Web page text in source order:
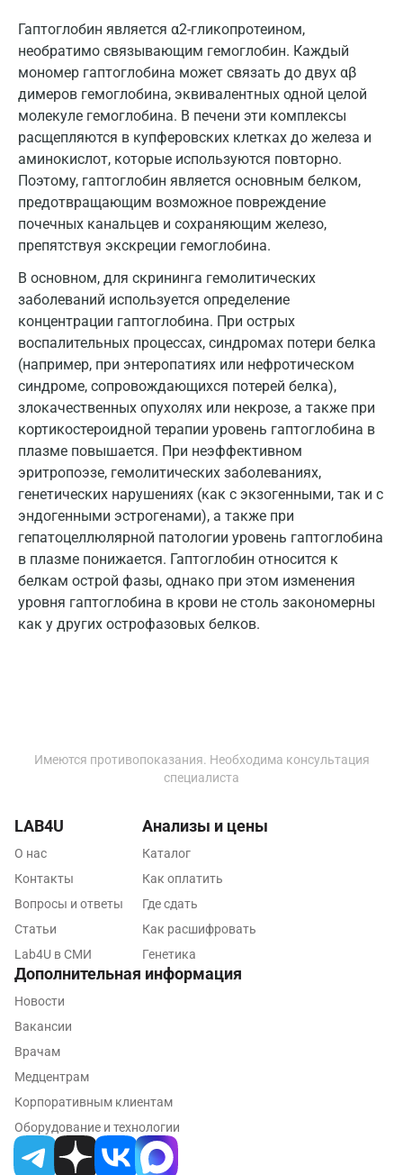
Гаптоглобин является α2-гликопротеином,
необратимо связывающим гемоглобин. Каждый
мономер гаптоглобина может связать до двух αβ
димеров гемоглобина, эквивалентных одной целой
молекуле гемоглобина. В печени эти комплексы
расщепляются в купферовских клетках до железа и
аминокислот, которые используются повторно.
Поэтому, гаптоглобин является основным белком,
предотвращающим возможное повреждение
почечных канальцев и сохраняющим железо,
препятствуя экскреции гемоглобина.
В основном, для скрининга гемолитических
заболеваний используется определение
концентрации гаптоглобина. При острых
воспалительных процессах, синдромах потери белка
(например, при энтеропатиях или нефротическом
синдроме, сопровождающихся потерей белка),
злокачественных опухолях или некрозе, а также при
кортикостероидной терапии уровень гаптоглобина в
плазме повышается. При неэффективном
эритропоэзе, гемолитических заболеваниях,
генетических нарушениях (как с экзогенными, так и с
эндогенными эстрогенами), а также при
гепатоцеллюлярной патологии уровень гаптоглобина
в плазме понижается. Гаптоглобин относится к
белкам острой фазы, однако при этом изменения
уровня гаптоглобина в крови не столь закономерны
как у других острофазовых белков.
Калининград
Калуга
Кемерово
Ковров
Коломна
Королев
Кострома
Котельники
Красногорск
Краснодар
Красноярск
Курск
Лабинск
Липецк
Лобня
Люберцы
Майкоп
Нижневартовск
Нижнекамск
Новороссийск
Новосибирск
Ногинск
Обнинск
Омск
Орел
Оренбург
Имеются противопоказания. Необходима консультация
специалиста
LAB4U
О нас
Контакты
Вопросы и ответы
Статьи
Lab4U в СМИ
Анализы и цены
Каталог
Как оплатить
Где сдать
Как расшифровать
Генетика
Дополнительная информация
Новости
Вакансии
Врачам
Медцентрам
Корпоративным клиентам
Оборудование и технологии